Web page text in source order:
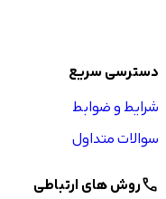
دسترسی سریع
شرایط و ضوابط
سوالات متداول
callروش های ارتباطی